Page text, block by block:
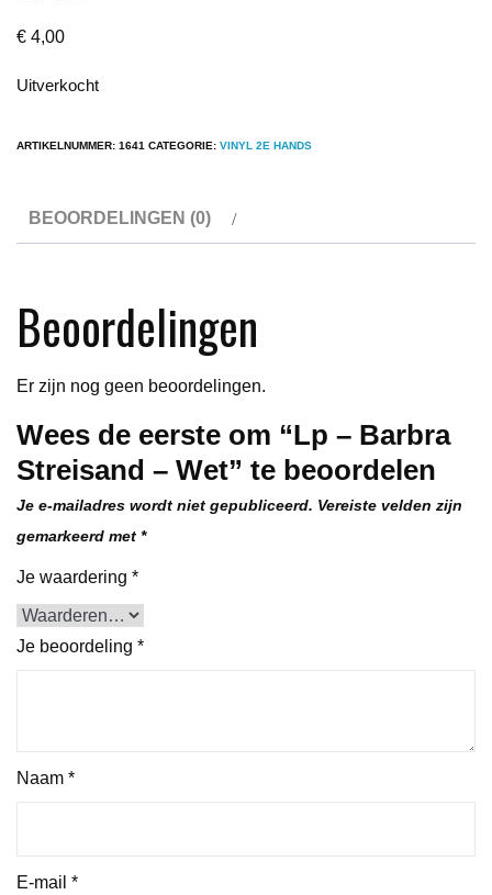
€ 4,00
Uitverkocht
ARTIKELNUMMER: 1641 CATEGORIE: VINYL 2E HANDS
BEOORDELINGEN (0)
Beoordelingen
Er zijn nog geen beoordelingen.
Wees de eerste om “Lp – Barbra
Streisand – Wet” te beoordelen
Je e-mailadres wordt niet gepubliceerd. Vereiste velden zijn
gemarkeerd met *
Je waardering *
Je beoordeling *
Naam *
E-mail *